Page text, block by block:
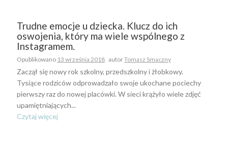
Trudne emocje u dziecka. Klucz do ich
oswojenia, który ma wiele wspólnego z
Instagramem.
Opublikowano 13 września 2018 autorTomasz Smaczny
Zaczął się nowy rok szkolny, przedszkolny i żłobkowy.
Tysiące rodziców odprowadzało swoje ukochane pociechy
pierwszy raz do nowej placówki. W sieci krążyło wiele zdjęć
upamiętniających...
Czytaj więcej